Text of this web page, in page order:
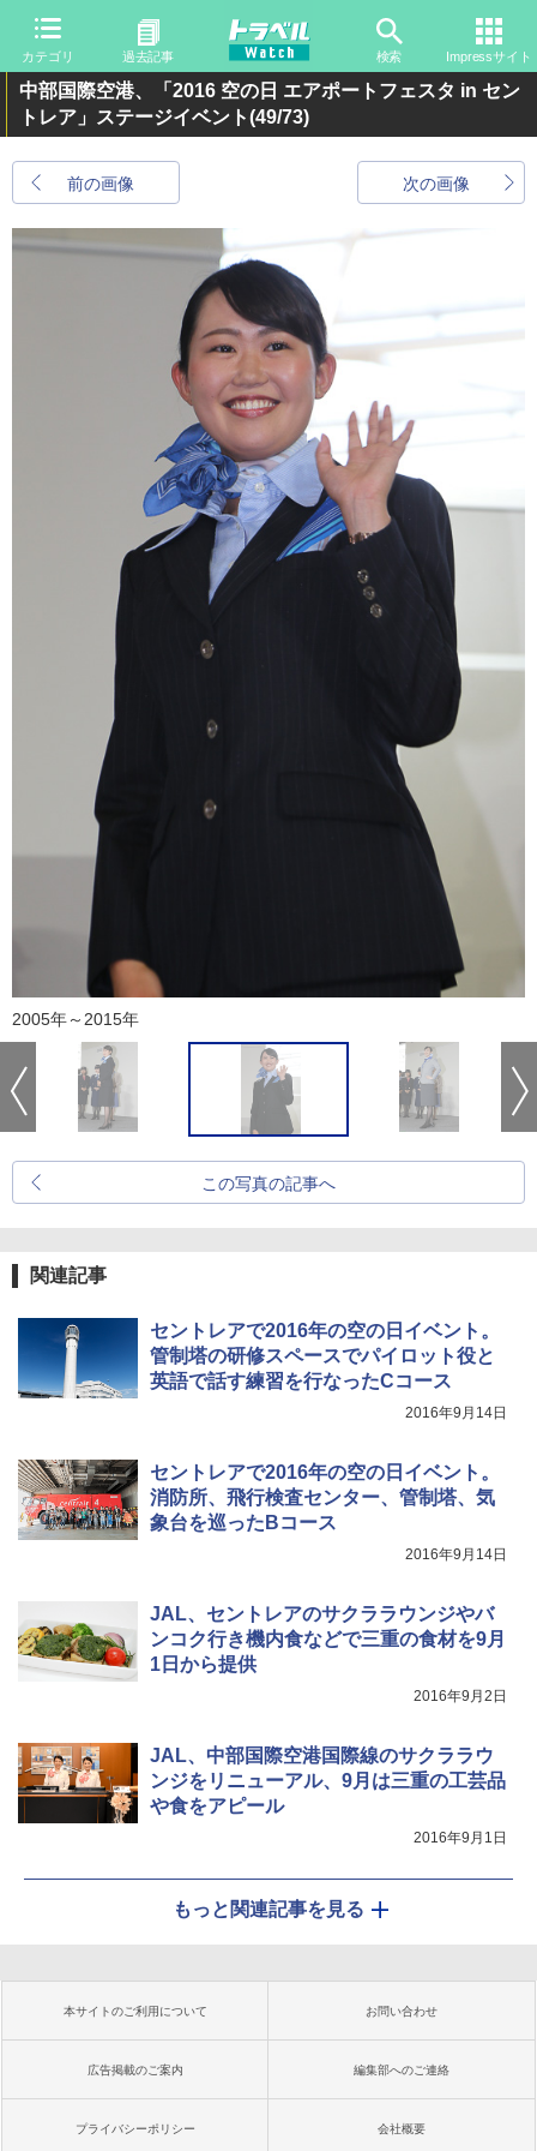
カテゴリ 過去記事 検索 Impressサイト
中部国際空港、「2016 空の日 エアポートフェスタ in セン
トレア」ステージイベント(49/73)
前の画像 次の画像
2005年～2015年
この写真の記事へ
関連記事
セントレアで2016年の空の日イベント。
管制塔の研修スペースでパイロット役と
英語で話す練習を行なったCコース
2016年9月14日
セントレアで2016年の空の日イベント。
消防所、飛行検査センター、管制塔、気
象台を巡ったBコース
2016年9月14日
JAL、セントレアのサクララウンジやバ
ンコク行き機内食などで三重の食材を9月
1日から提供
2016年9月2日
JAL、中部国際空港国際線のサクララウ
ンジをリニューアル、9月は三重の工芸品
や食をアピール
2016年9月1日
もっと関連記事を見る
本サイトのご利用について お問い合わせ
広告掲載のご案内 編集部へのご連絡
プライバシーポリシー 会社概要